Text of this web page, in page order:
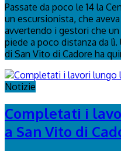
Passate da poco le 14 la
un escursionista, che
avvertendo i gestori che
piede a poco distanza da
di San Vito di Cadore ha
Notizie
Completati i
a San Vito di